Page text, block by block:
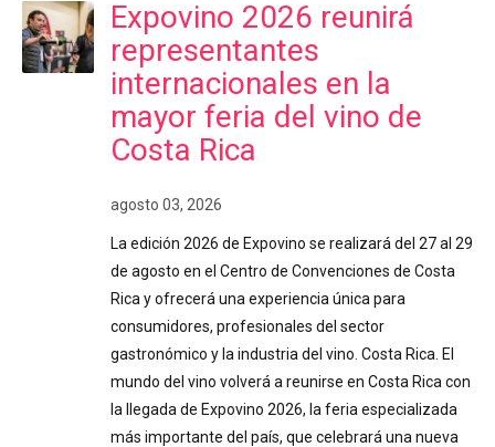
Expovino 2026 reunirá
representantes
internacionales en la
mayor feria del vino de
Costa Rica
agosto 03, 2026
La edición 2026 de Expovino se realizará del 27 al 29
de agosto en el Centro de Convenciones de Costa
Rica y ofrecerá una experiencia única para
consumidores, profesionales del sector
gastronómico y la industria del vino. Costa Rica. El
mundo del vino volverá a reunirse en Costa Rica con
la llegada de Expovino 2026, la feria especializada
más importante del país, que celebrará una nueva